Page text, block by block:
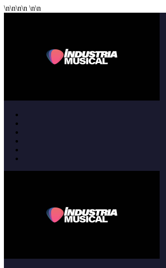
\n\n\n\n \n\n